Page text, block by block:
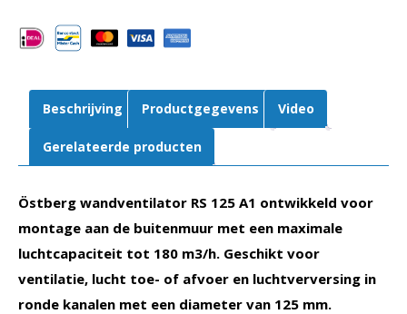
m³/h
|
aut
aantal
Beschrijving Productgegevens Video
Gerelateerde producten
Östberg wandventilator RS 125 A1 ontwikkeld voor
montage aan de buitenmuur met een maximale
luchtcapaciteit tot 180 m3/h. Geschikt voor
ventilatie, lucht toe- of afvoer en luchtverversing in
ronde kanalen met een diameter van 125 mm.